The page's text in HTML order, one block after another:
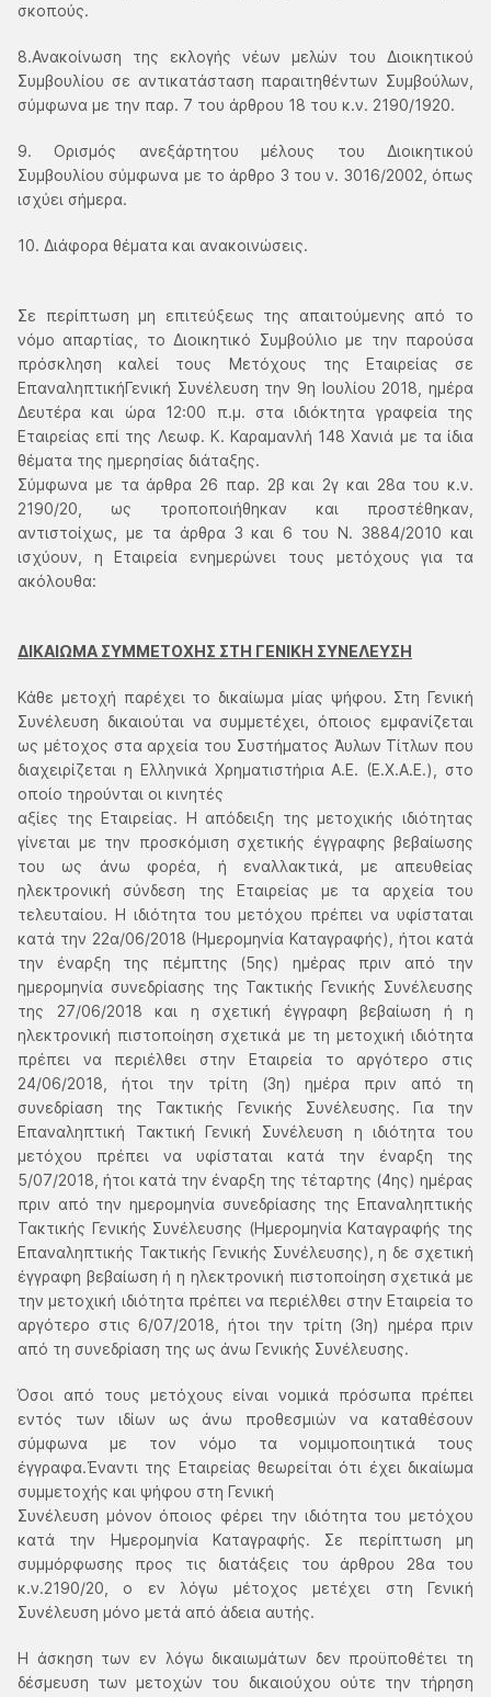
σκοπούς.
8.Ανακοίνωση της εκλογής νέων μελών του Διοικητικού
Συμβουλίου σε αντικατάσταση παραιτηθέντων Συμβούλων,
σύμφωνα με την παρ. 7 του άρθρου 18 του κ.ν. 2190/1920.
9. Ορισμός ανεξάρτητου μέλους του Διοικητικού
Συμβουλίου σύμφωνα με το άρθρο 3 του ν. 3016/2002, όπως
ισχύει σήμερα.
10. Διάφορα θέματα και ανακοινώσεις.
Σε περίπτωση μη επιτεύξεως της απαιτούμενης από το
νόμο απαρτίας, το Διοικητικό Συμβούλιο με την παρούσα
πρόσκληση καλεί τους Μετόχους της Εταιρείας σε
ΕπαναληπτικήΓενική Συνέλευση την 9η Ιουλίου 2018, ημέρα
Δευτέρα και ώρα 12:00 π.μ. στα ιδιόκτητα γραφεία της
Εταιρείας επί της Λεωφ. Κ. Καραμανλή 148 Χανιά με τα ίδια
θέματα της ημερησίας διάταξης.
Σύμφωνα με τα άρθρα 26 παρ. 2β και 2γ και 28α του κ.ν.
2190/20, ως τροποποιήθηκαν και προστέθηκαν,
αντιστοίχως, με τα άρθρα 3 και 6 του Ν. 3884/2010 και
ισχύουν, η Εταιρεία ενημερώνει τους μετόχους για τα
ακόλουθα:
ΔΙΚΑΙΩΜΑ ΣΥΜΜΕΤΟΧΗΣ ΣΤΗ ΓΕΝΙΚΗ ΣΥΝΕΛΕΥΣΗ
Κάθε μετοχή παρέχει το δικαίωμα μίας ψήφου. Στη Γενική
Συνέλευση δικαιούται να συμμετέχει, όποιος εμφανίζεται
ως μέτοχος στα αρχεία του Συστήματος Άυλων Τίτλων που
διαχειρίζεται η Ελληνικά Χρηματιστήρια Α.Ε. (Ε.Χ.Α.Ε.), στο
οποίο τηρούνται οι κινητές
αξίες της Εταιρείας. Η απόδειξη της μετοχικής ιδιότητας
γίνεται με την προσκόμιση σχετικής έγγραφης βεβαίωσης
του ως άνω φορέα, ή εναλλακτικά, με απευθείας
ηλεκτρονική σύνδεση της Εταιρείας με τα αρχεία του
τελευταίου. Η ιδιότητα του μετόχου πρέπει να υφίσταται
κατά την 22α/06/2018 (Ημερομηνία Καταγραφής), ήτοι κατά
την έναρξη της πέμπτης (5ης) ημέρας πριν από την
ημερομηνία συνεδρίασης της Τακτικής Γενικής Συνέλευσης
της 27/06/2018 και η σχετική έγγραφη βεβαίωση ή η
ηλεκτρονική πιστοποίηση σχετικά με τη μετοχική ιδιότητα
πρέπει να περιέλθει στην Εταιρεία το αργότερο στις
24/06/2018, ήτοι την τρίτη (3η) ημέρα πριν από τη
συνεδρίαση της Τακτικής Γενικής Συνέλευσης. Για την
Επαναληπτική Τακτική Γενική Συνέλευση η ιδιότητα του
μετόχου πρέπει να υφίσταται κατά την έναρξη της
5/07/2018, ήτοι κατά την έναρξη της τέταρτης (4ης) ημέρας
πριν από την ημερομηνία συνεδρίασης της Επαναληπτικής
Τακτικής Γενικής Συνέλευσης (Ημερομηνία Καταγραφής της
Επαναληπτικής Τακτικής Γενικής Συνέλευσης), η δε σχετική
έγγραφη βεβαίωση ή η ηλεκτρονική πιστοποίηση σχετικά με
την μετοχική ιδιότητα πρέπει να περιέλθει στην Εταιρεία το
αργότερο στις 6/07/2018, ήτοι την τρίτη (3η) ημέρα πριν
από τη συνεδρίαση της ως άνω Γενικής Συνέλευσης.
Όσοι από τους μετόχους είναι νομικά πρόσωπα πρέπει
εντός των ιδίων ως άνω προθεσμιών να καταθέσουν
σύμφωνα με τον νόμο τα νομιμοποιητικά τους
έγγραφα.Έναντι της Εταιρείας θεωρείται ότι έχει δικαίωμα
συμμετοχής και ψήφου στη Γενική
Συνέλευση μόνον όποιος φέρει την ιδιότητα του μετόχου
κατά την Ημερομηνία Καταγραφής. Σε περίπτωση μη
συμμόρφωσης προς τις διατάξεις του άρθρου 28α του
κ.ν.2190/20, ο εν λόγω μέτοχος μετέχει στη Γενική
Συνέλευση μόνο μετά από άδεια αυτής.
Η άσκηση των εν λόγω δικαιωμάτων δεν προϋποθέτει τη
δέσμευση των μετοχών του δικαιούχου ούτε την τήρηση